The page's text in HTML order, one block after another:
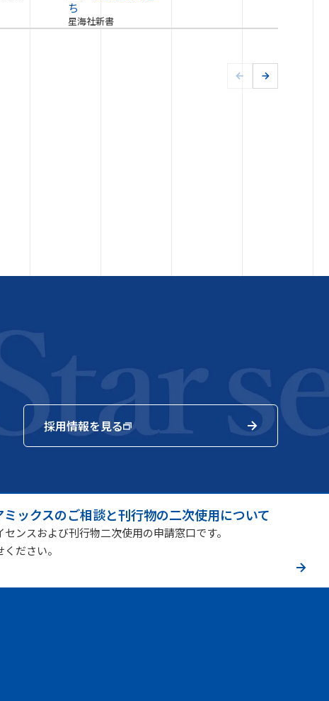
ち
星海社新書
採用情報を見る
ックスのご相談と刊行物の二次使用について
ンスおよび刊行物二次使用の申請窓口です。
ださい。